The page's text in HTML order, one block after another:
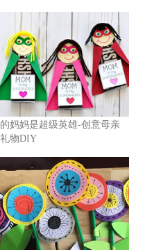
妈妈是超级英雄-创意母亲
物DIY